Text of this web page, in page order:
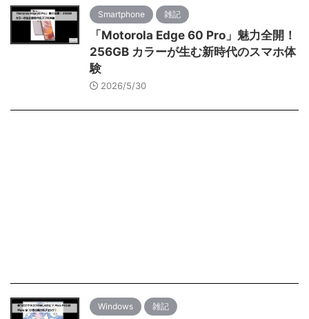
Smartphone 雑記
「Motorola Edge 60 Pro」魅力全開！
256GB カラーが生む新時代のスマホ体
験
2026/5/30
Windows 雑記